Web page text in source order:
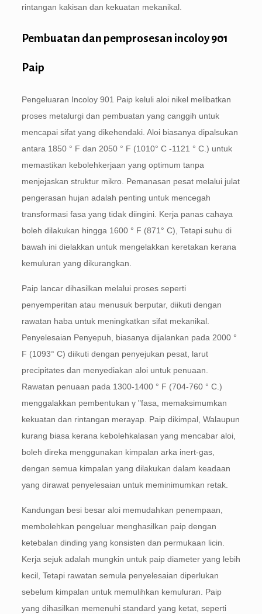
rintangan kakisan dan kekuatan mekanikal.
Pembuatan dan pemprosesan incoloy 901
Paip
Pengeluaran Incoloy 901 Paip keluli aloi nikel melibatkan
proses metalurgi dan pembuatan yang canggih untuk
mencapai sifat yang dikehendaki. Aloi biasanya dipalsukan
antara 1850 ° F dan 2050 ° F (1010° C -1121 ° C.) untuk
memastikan kebolehkerjaan yang optimum tanpa
menjejaskan struktur mikro. Pemanasan pesat melalui julat
pengerasan hujan adalah penting untuk mencegah
transformasi fasa yang tidak diingini. Kerja panas cahaya
boleh dilakukan hingga 1600 ° F (871° C), Tetapi suhu di
bawah ini dielakkan untuk mengelakkan keretakan kerana
kemuluran yang dikurangkan.
Paip lancar dihasilkan melalui proses seperti
penyemperitan atau menusuk berputar, diikuti dengan
rawatan haba untuk meningkatkan sifat mekanikal.
Penyelesaian Penyepuh, biasanya dijalankan pada 2000 °
F (1093° C) diikuti dengan penyejukan pesat, larut
precipitates dan menyediakan aloi untuk penuaan.
Rawatan penuaan pada 1300-1400 ° F (704-760 ° C.)
menggalakkan pembentukan γ "fasa, memaksimumkan
kekuatan dan rintangan merayap. Paip dikimpal, Walaupun
kurang biasa kerana kebolehkalasan yang mencabar aloi,
boleh direka menggunakan kimpalan arka inert-gas,
dengan semua kimpalan yang dilakukan dalam keadaan
yang dirawat penyelesaian untuk meminimumkan retak.
Kandungan besi besar aloi memudahkan penempaan,
membolehkan pengeluar menghasilkan paip dengan
ketebalan dinding yang konsisten dan permukaan licin.
Kerja sejuk adalah mungkin untuk paip diameter yang lebih
kecil, Tetapi rawatan semula penyelesaian diperlukan
sebelum kimpalan untuk memulihkan kemuluran. Paip
yang dihasilkan memenuhi standard yang ketat, seperti